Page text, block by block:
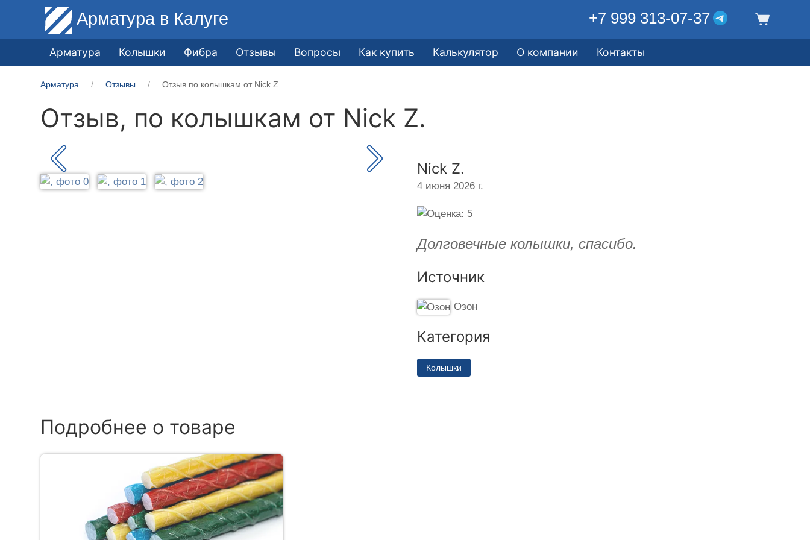
Арматура в Калуге +7 999 313-07-37
Арматура Колышки Фибра Отзывы Вопросы Как купить Калькулятор О компании Контакты
Арматура Отзывы Отзыв по колышкам от Nick Z.
Отзыв, по колышкам от Nick Z.
Nick Z.
4 июня 2026 г.
Долговечные колышки, спасибо.
Источник
Озон
Категория
Колышки
Подробнее о товаре